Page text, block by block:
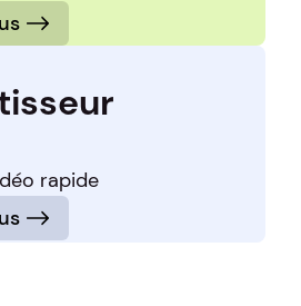
rapide